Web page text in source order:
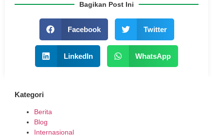
Bagikan Post Ini
Facebook Twitter
LinkedIn WhatsApp
Kategori
Berita
Blog
Internasional